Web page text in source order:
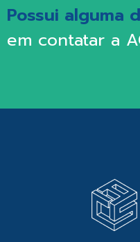
Possui alguma
em contatar a